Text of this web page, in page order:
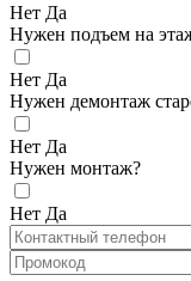
Нет Да
Нужен подъем на
Нет Да
Нужен демонтаж
Нет Да
Нужен монтаж?
Нет Да